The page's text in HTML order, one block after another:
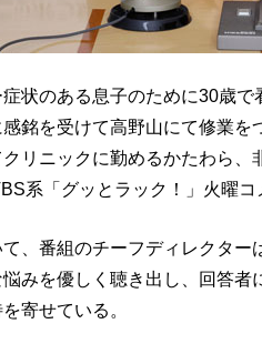
状のある息子のために30歳
銘を受けて高野山にて修業
リニックに勤めるかたわら
系「グッとラック！」火曜コ
、番組のチーフディレクタ
みを優しく聴き出し、回答
寄せている。